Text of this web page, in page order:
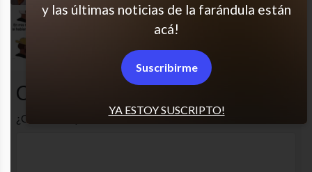
Comentarios
¿Cuál es tu opinión? Comenta!
YA ESTOY SUSCRIPTO!
y las últimas noticias de la farándula están
acá!
Suscribirme